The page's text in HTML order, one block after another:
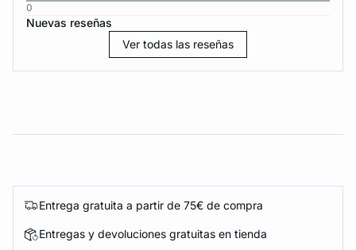
0
Nuevas reseñas
Ver todas las reseñas
Entrega gratuita a partir de 75€ de compra
Entregas y devoluciones gratuitas en tienda